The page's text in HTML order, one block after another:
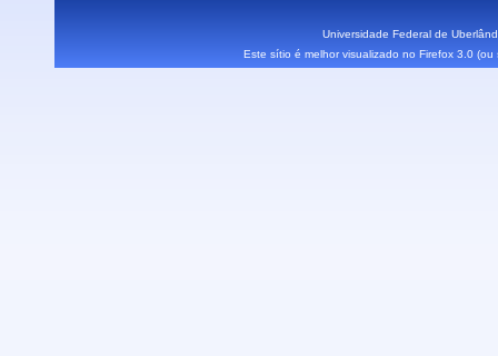
Universidade Federal de
Este sítio é melhor visualizado no Firefox 3.0